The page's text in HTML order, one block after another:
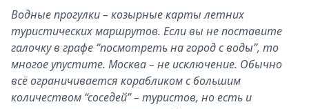
Театр
Кино
Афиша
Книги
Выставки
Пресс-
Водные прогулки – козырные карты летних
туристических маршрутов. Если вы не поставите
галочку в графе “посмотреть на город с воды”, то
многое упустите. Москва – не исключение. Обычно
всё ограничивается корабликом с большим
количеством “соседей” – туристов, но есть и